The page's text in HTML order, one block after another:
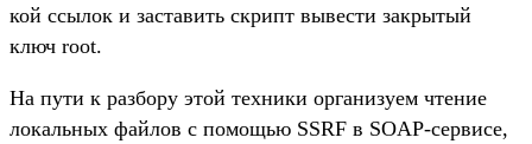
кой ссы­лок и зас­тавить скрипт вывес­ти зак­рытый
ключ root.
На пути к раз­бору этой тех­ники орга­низу­ем чте­ние
локаль­ных фай­лов с помощью SSRF в SOAP-сер­висе,